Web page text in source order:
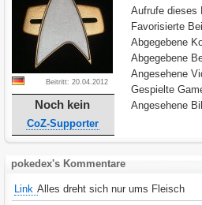
Beitritt: 20.04.2012
Noch kein
CoZ-Supporter
Aufrufe dieses
Favorisierte
Abgegebene
Abgegebene
Angesehene
Gespielte
Angesehene
pokedex's Kommentare
Link Alles dreht sich nur ums Fleisch